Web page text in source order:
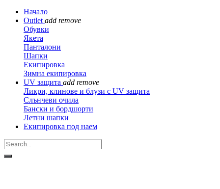
Начало
Outlet add remove
Обувки
Якета
Панталони
Шапки
Екипировка
Зимна екипировка
UV защита add remove
Ликри, клинове и блузи с UV защита
Слънчеви очила
Бански и бордшорти
Летни шапки
Екипировка под наем